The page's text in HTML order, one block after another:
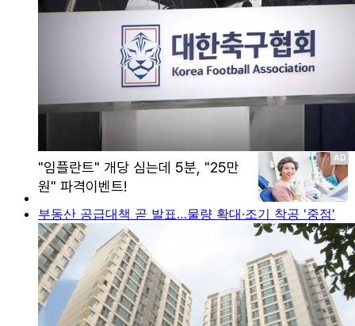
부동산 공급대책 곧 발표…물량 확대·조기 착공 '중점'